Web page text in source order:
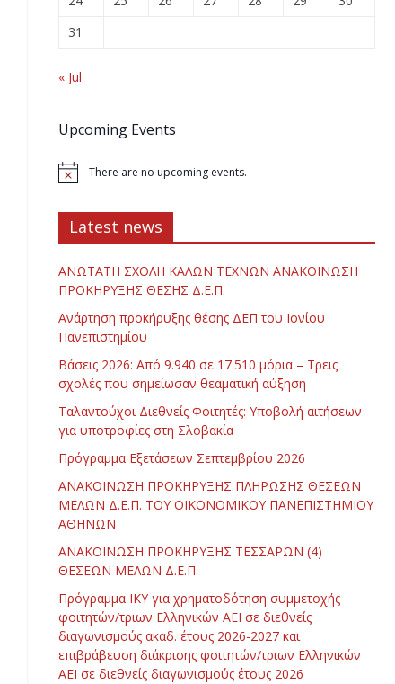
31
« Jul
Upcoming Events
There are no upcoming events.
Latest news
ΑΝΩΤΑΤΗ ΣΧΟΛΗ ΚΑΛΩΝ ΤΕΧΝΩΝ ΑΝΑΚΟΙΝΩΣΗ
ΠΡΟΚΗΡΥΞΗΣ ΘΕΣΗΣ Δ.Ε.Π.
Ανάρτηση προκήρυξης θέσης ΔΕΠ του Ιονίου
Πανεπιστημίου
Βάσεις 2026: Από 9.940 σε 17.510 μόρια – Τρεις
σχολές που σημείωσαν θεαματική αύξηση
Ταλαντούχοι Διεθνείς Φοιτητές: Υποβολή αιτήσεων
για υποτροφίες στη Σλοβακία
Πρόγραμμα Εξετάσεων Σεπτεμβρίου 2026
ΑΝΑΚΟΙΝΩΣΗ ΠΡΟΚΗΡΥΞΗΣ ΠΛΗΡΩΣΗΣ ΘΕΣΕΩΝ
ΜΕΛΩΝ Δ.Ε.Π. ΤΟΥ ΟΙΚΟΝΟΜΙΚΟΥ ΠΑΝΕΠΙΣΤΗΜΙΟΥ
ΑΘΗΝΩΝ
ΑΝΑΚΟΙΝΩΣΗ ΠΡΟΚΗΡΥΞΗΣ ΤΕΣΣΑΡΩΝ (4)
ΘΕΣΕΩΝ ΜΕΛΩΝ Δ.Ε.Π.
Πρόγραμμα ΙΚΥ για χρηματοδότηση συμμετοχής
φοιτητών/τριων Ελληνικών ΑΕΙ σε διεθνείς
διαγωνισμούς ακαδ. έτους 2026-2027 και
επιβράβευση διάκρισης φοιτητών/τριων Ελληνικών
ΑΕΙ σε διεθνείς διαγωνισμούς έτους 2026